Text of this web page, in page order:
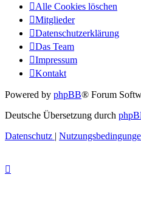
Alle Cookies löschen
Mitglieder
Datenschutzerklärung
Das Team
Impressum
Kontakt
Powered by phpBB® Forum
Deutsche Übersetzung durch
Datenschutz